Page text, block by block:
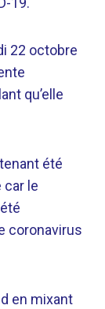
22 octobre
qu’elle
été
car le
coronavirus
en mixant